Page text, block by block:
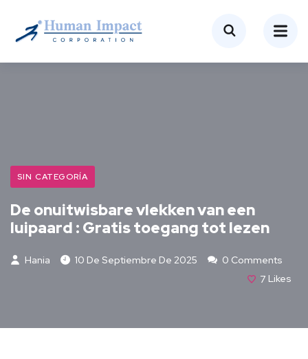
SIN CATEGORÍA
De onuitwisbare vlekken van een
luipaard : Gratis toegang tot lezen
Hania 10 De Septiembre De 2025
0 Comments
7 Likes